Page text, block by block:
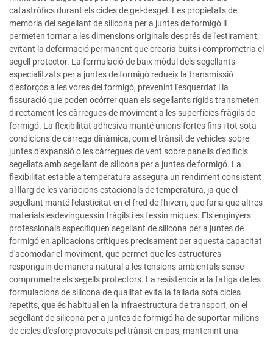
catastròfics durant els cicles de gel-desgel. Les propietats de
memòria del segellant de silicona per a juntes de formigó li
permeten tornar a les dimensions originals després de l'estirament,
evitant la deformació permanent que crearia buits i comprometria el
segell protector. La formulació de baix mòdul dels segellants
especialitzats per a juntes de formigó redueix la transmissió
d'esforços a les vores del formigó, prevenint l'esquerdat i la
fissuració que poden ocórrer quan els segellants rígids transmeten
directament les càrregues de moviment a les superfícies fràgils de
formigó. La flexibilitat adhesiva manté unions fortes fins i tot sota
condicions de càrrega dinàmica, com el trànsit de vehicles sobre
juntes d'expansió o les càrregues de vent sobre panells d'edificis
segellats amb segellant de silicona per a juntes de formigó. La
flexibilitat estable a temperatura assegura un rendiment consistent
al llarg de les variacions estacionals de temperatura, ja que el
segellant manté l'elasticitat en el fred de l'hivern, que faria que altres
materials esdevinguessin fràgils i es fessin miques. Els enginyers
professionals especifiquen segellant de silicona per a juntes de
formigó en aplicacions crítiques precisament per aquesta capacitat
d'acomodar el moviment, que permet que les estructures
responguin de manera natural a les tensions ambientals sense
comprometre els segells protectors. La resistència a la fatiga de les
formulacions de silicona de qualitat evita la fallada sota cicles
repetits, que és habitual en la infraestructura de transport, on el
segellant de silicona per a juntes de formigó ha de suportar milions
de cicles d'esforç provocats pel trànsit en pas, mantenint una